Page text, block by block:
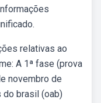
relativas ao
A 1ª fase (prova
novembro de
do brasil (oab)